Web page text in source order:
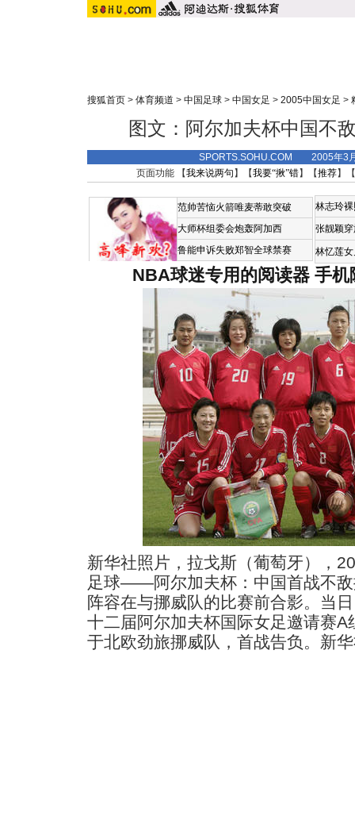
搜狐首页 > 体育频道 > 中国足球 > 中国女足 > 2005中国女足 >
图文：阿尔加夫杯中国不
SPORTS.SOHU.COM 2005年3
页面功能 【我来说两句 】【我要“揪”错】【推荐】
范帅苦恼火箭唯麦蒂敢突破
大师杯组委会炮轰阿加西
鲁能申诉失败郑智全球禁赛
林志玲
张靓颖
林忆莲
NBA球迷专用的阅读器 手机
新华社照片，拉戈斯（葡萄牙），
足球――阿尔加夫杯：中国首战不
阵容在与挪威队的比赛前合影。当
十二届阿尔加夫杯国际女足邀请赛
于北欧劲旅挪威队，首战告负。新